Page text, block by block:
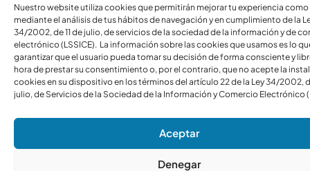
Nuestro website utiliza cookies que permitirán mejorar tu experiencia como
mediante el análisis de tus hábitos de navegación y en cumplimiento de la
34/2002, de 11 de julio, de servicios de la sociedad de la información y de
electrónico (LSSICE). La información sobre las cookies que usamos es lo
garantizar que el usuario pueda tomar su decisión de forma consciente y
hora de prestar su consentimiento o, por el contrario, que no acepte la
cookies en su dispositivo en los términos del artículo 22 de la Ley 34/2002,
julio, de Servicios de la Sociedad de la Información y Comercio Electrónico
Aceptar
Denegar